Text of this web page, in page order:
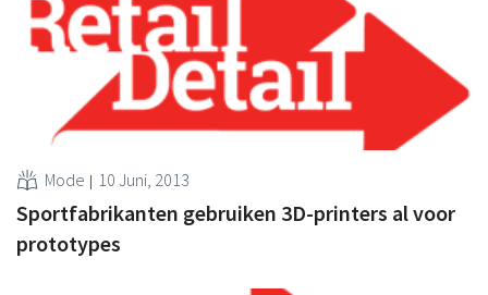
Mode 10 Juni, 2013
Sportfabrikanten gebruiken 3D-printers al voor
prototypes